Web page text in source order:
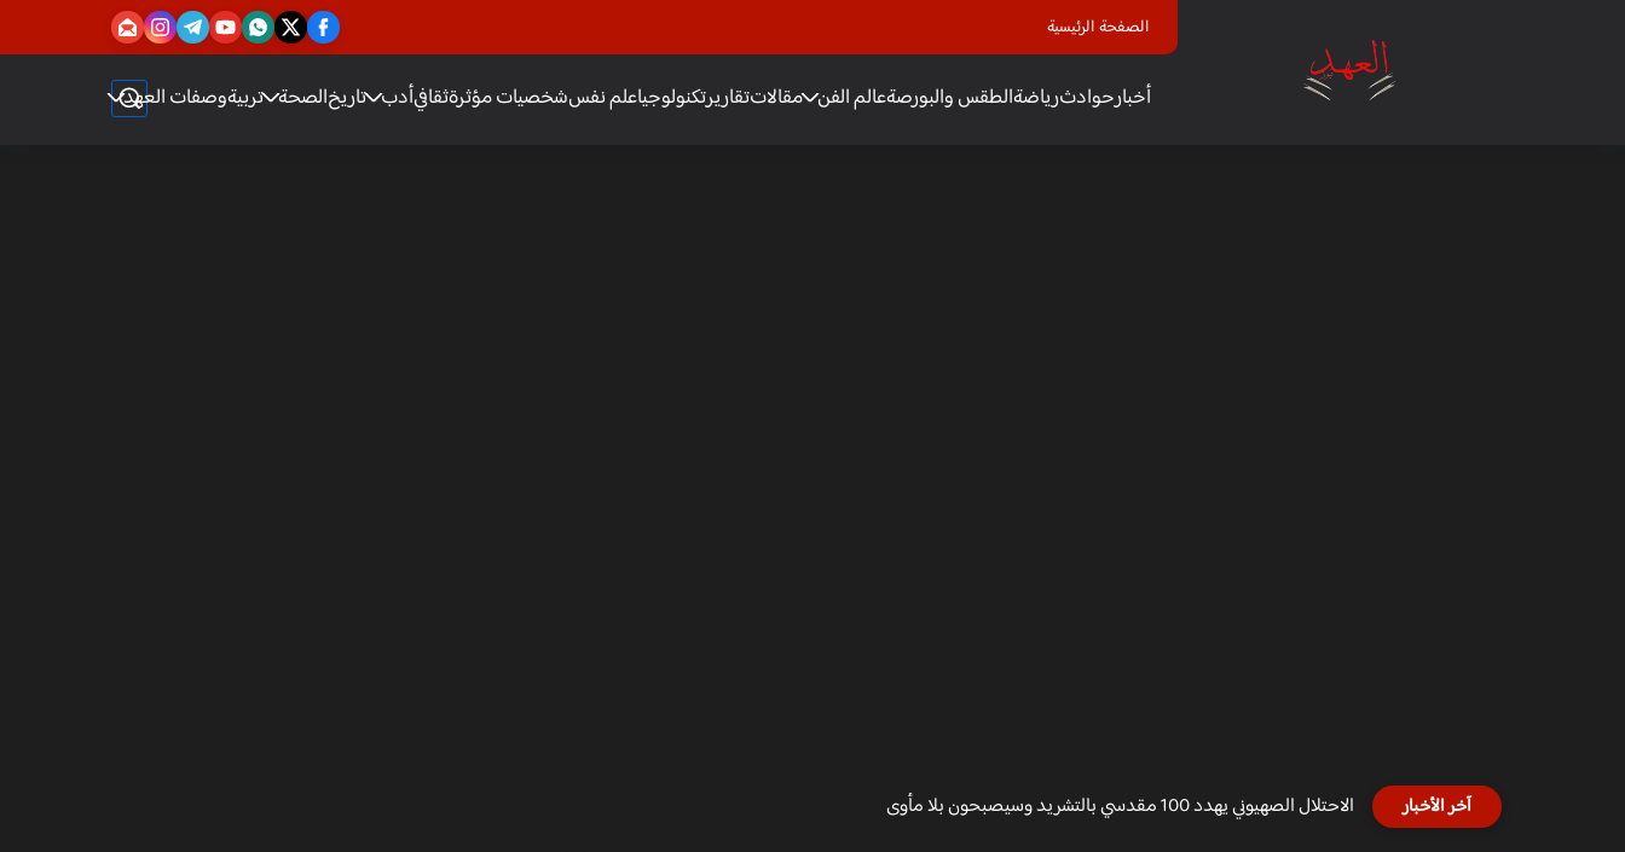
الصفحة الرئيسية
أخبارحوادثرياضةالطقس والبورصةعالم الفن مقالاتتقاريرتكنولوجياعلم نفسشخصيات مؤثرةثقافيأدب تاريخالصحة تربيةوصفات العهد
آخر الأخبار الاحتلال الصهيوني يهدد 100 مقدسي بالتشريد وسيصبحون بلا مأوى